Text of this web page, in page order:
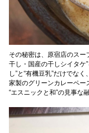
その秘密は、原宿店のスー
干し・国産の干しシイタケ
し”と“有機豆乳”だけでな
家製のグリーンカレーペー
“エスニックと和”の見事な